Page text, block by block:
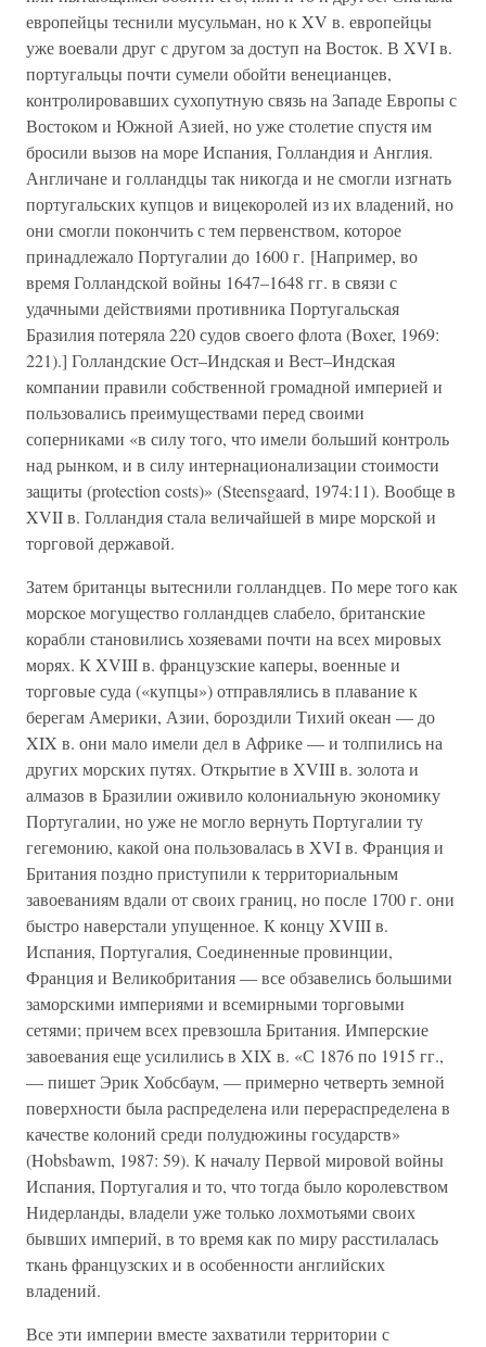
европейцы теснили мусульман, но к XV в. европейцы
уже воевали друг с другом за доступ на Восток. В XVI в.
португальцы почти сумели обойти венецианцев,
контролировавших сухопутную связь на Западе Европы с
Востоком и Южной Азией, но уже столетие спустя им
бросили вызов на море Испания, Голландия и Англия.
Англичане и голландцы так никогда и не смогли изгнать
португальских купцов и вицекоролей из их владений, но
они смогли покончить с тем первенством, которое
принадлежало Португалии до 1600 г. [Например, во
время Голландской войны 1647–1648 гг. в связи с
удачными действиями противника Португальская
Бразилия потеряла 220 судов своего флота (Boxer, 1969:
221).] Голландские Ост–Индская и Вест–Индская
компании правили собственной громадной империей и
пользовались преимуществами перед своими
соперниками «в силу того, что имели больший контроль
над рынком, и в силу интернационализации стоимости
защиты (protection costs)» (Steensgaard, 1974:11). Вообще в
XVII в. Голландия стала величайшей в мире морской и
торговой державой.
Затем британцы вытеснили голландцев. По мере того как
морское могущество голландцев слабело, британские
корабли становились хозяевами почти на всех мировых
морях. К XVIII в. французские каперы, военные и
торговые суда («купцы») отправлялись в плавание к
берегам Америки, Азии, бороздили Тихий океан — до
XIX в. они мало имели дел в Африке — и толпились на
других морских путях. Открытие в XVIII в. золота и
алмазов в Бразилии оживило колониальную экономику
Португалии, но уже не могло вернуть Португалии ту
гегемонию, какой она пользовалась в XVI в. Франция и
Британия поздно приступили к территориальным
завоеваниям вдали от своих границ, но после 1700 г. они
быстро наверстали упущенное. К концу XVIII в.
Испания, Португалия, Соединенные провинции,
Франция и Великобритания — все обзавелись большими
заморскими империями и всемирными торговыми
сетями; причем всех превзошла Британия. Имперские
завоевания еще усилились в XIX в. «С 1876 по 1915 гг.,
— пишет Эрик Хобсбаум, — примерно четверть земной
поверхности была распределена или перераспределена в
качестве колоний среди полудюжины государств»
(Hobsbawm, 1987: 59). К началу Первой мировой войны
Испания, Португалия и то, что тогда было королевством
Нидерланды, владели уже только лохмотьями своих
бывших империй, в то время как по миру расстилалась
ткань французских и в особенности английских
владений.
Все эти империи вместе захватили территории с